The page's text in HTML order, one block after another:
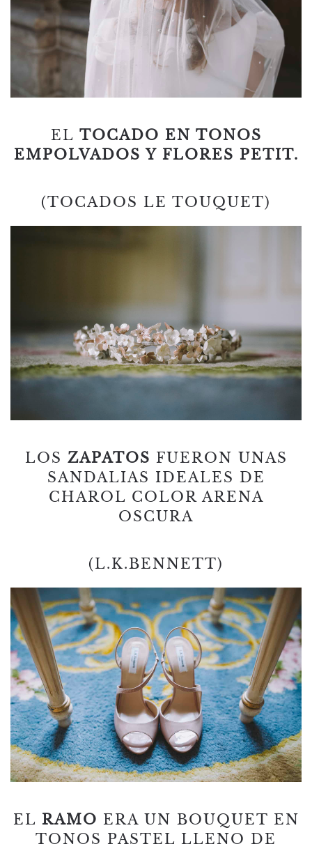
EL TOCADO EN TONOS
EMPOLVADOS Y FLORES PETIT.
(TOCADOS LE TOUQUET)
LOS ZAPATOS FUERON UNAS
SANDALIAS IDEALES DE
CHAROL COLOR ARENA
OSCURA
(L.K.BENNETT)
EL RAMO ERA UN BOUQUET EN
TONOS PASTEL LLENO DE